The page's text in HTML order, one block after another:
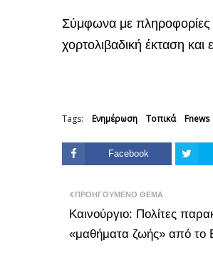
Σύμφωνα με
χορτολιβαδική έκταση και
Tags: Ενημέρωση Τοπικά Fnews
Facebook
ΠΡΟΗΓΟΎΜΕΝΟ ΘΈΜΑ
Καινούργιο: Πολίτες
«μαθήματα ζωής» από το